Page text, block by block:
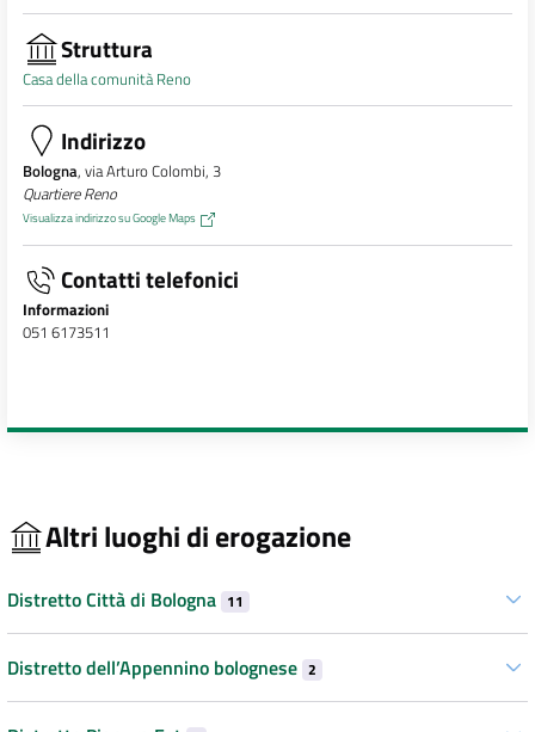
Struttura
Casa della comunità Reno
Indirizzo
Bologna, via Arturo Colombi, 3
Quartiere Reno
Visualizza indirizzo su Google Maps
Contatti telefonici
Informazioni
051 6173511
Altri luoghi di erogazione
Distretto Città di Bologna 11
Distretto dell’Appennino bolognese 2